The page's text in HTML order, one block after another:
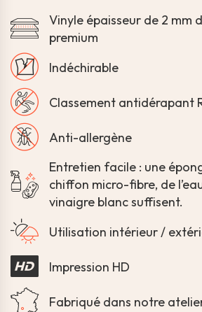
Vinyle épaisseur de 2 mm
premium
Indéchirable
Classement antidérapant
Anti-allergène
Entretien facile : une
chiffon micro-fibre, de
vinaigre blanc suffisent.
Utilisation intérieur /
Impression HD
Fabriqué dans notre